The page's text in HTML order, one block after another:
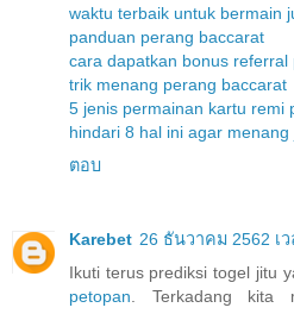
waktu terbaik untuk bermain
panduan perang baccarat
cara dapatkan bonus referral
trik menang perang baccarat
5 jenis permainan kartu remi
hindari 8 hal ini agar
ตอบ
Karebet 26 ธันวาคม 2562 เว
Ikuti terus prediksi togel jitu
petopan . Terkadang kita